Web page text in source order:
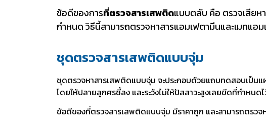
ข้อดีของการที่ตรวจสารเสพติดแบบตลับ คือ ตรวจเสียห
กำหนด วิธีนี้สามารถตรวจหาสารแอมเฟตามีนและเมทแอ
ชุดตรวจสารเสพติดแบบจุ่ม
ชุดตรวจหาสารเสพติดแบบจุ่ม จะประกอบด้วยแถบทดสอบเป็นแ
โดยให้ปลายลูกศรชี้ลง และระวังไม่ให้ปัสสาวะสูงเลยขีดที่กำห
ข้อดีของที่ตรวจสารเสพติดแบบจุ่ม มีราคาถูก และสามารถตร